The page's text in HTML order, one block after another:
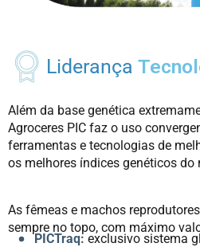
Liderança
Além da base genética
Agroceres PIC faz o uso
ferramentas e tecnologias de
os melhores índices genéticos do
As fêmeas e machos
sempre no topo, com máximo
PICTraq: exclusivo sistema